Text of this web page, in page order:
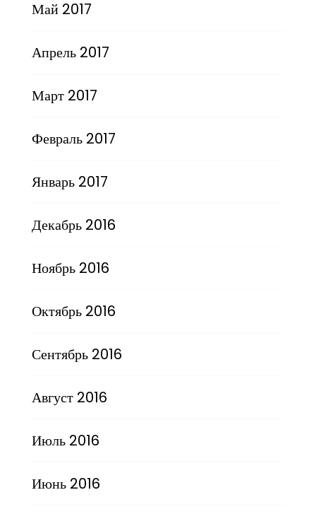
Май 2017
Апрель 2017
Март 2017
Февраль 2017
Январь 2017
Декабрь 2016
Ноябрь 2016
Октябрь 2016
Сентябрь 2016
Август 2016
Июль 2016
Июнь 2016